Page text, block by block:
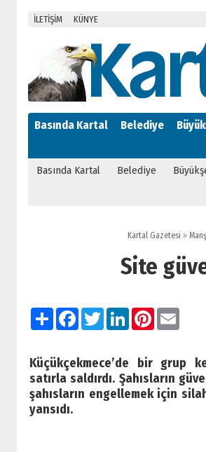
İLETİŞİM KÜNYE
Basında Kartal Belediye
Basında Kartal Belediye
Kartal Gazetesi »
Site
PaylaşFacebook
TwitterLinkedInPinterest
Küçükçekmece’de bir grup
satırla saldırdı. Şahısların
şahısların engellemek için
yansıdı.